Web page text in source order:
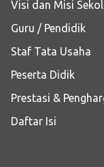
Visi dan Misi
Guru / Pendidik
Staf Tata Usaha
Peserta Didik
Prestasi &
Daftar Isi